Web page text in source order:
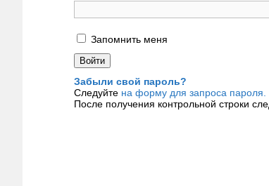
Запомнить меня
Забыли свой пароль?
Следуйте на форму для запроса пароля.
После получения контрольной строки